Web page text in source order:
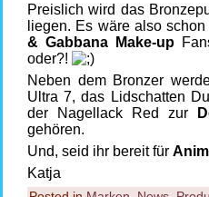
Preislich wird das
liegen. Es wäre also
& Gabbana Make-up
oder?!
Neben dem Bronzer
Ultra 7, das Lidschatten
der Nagellack Red zur
gehören.
Und, seid ihr bereit für
Katja